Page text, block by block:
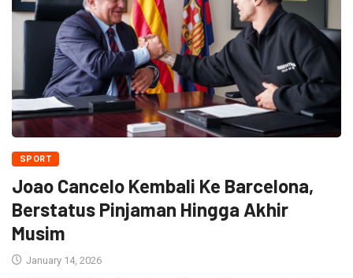
SPORT
Joao Cancelo Kembali Ke Barcelona,
Berstatus Pinjaman Hingga Akhir
Musim
January 14, 2026